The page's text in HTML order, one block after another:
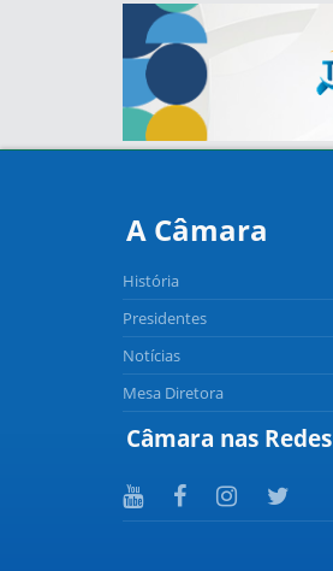
A Câmara
História
Presidentes
Notícias
Mesa Diretora
Câmara nas Redes